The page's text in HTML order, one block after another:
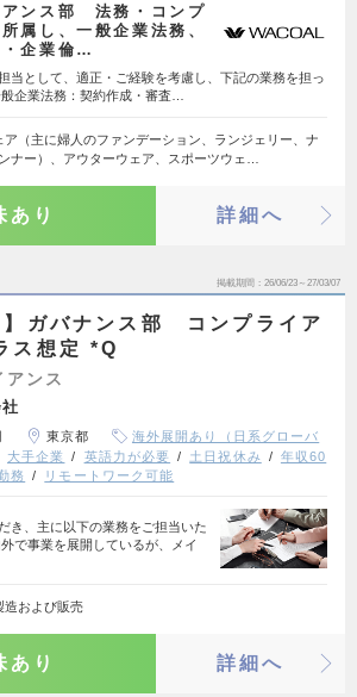
アンス部 法務・コンプ
属し、一般企業法務、
・企業倫…
当として、適正・ご経験を考慮し、下記の業務を担っ
企業法務：契約作成・審査…
ア（主に婦人のファンデーション、ランジェリー、ナ
ナー）、アウターウェア、スポーツウェ…
あり 詳細へ
掲載期間 26/06/23～27/03/07
】ガバナンス部 コンプライア
ス想定 *Q
ンス
東京都
海外展開あり（日系グローバ
大手企業 英語力が必要 土日祝休み
年収60
務 リモートワーク可能
き、主に以下の業務をご担当いた
で事業を展開しているが、メイ
造および販売
あり 詳細へ